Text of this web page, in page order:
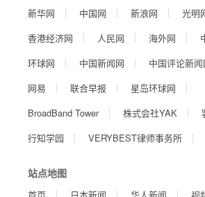
新华网 中国网 新浪网 光明
香港经济网
人民网 海外网
环球网
中国新闻网 中国评论新闻
网易
联合早报
星岛环球网
BroadBand Tower
株式会社YAK
行知学园
VERYBEST律师事务所
站点地图
首页 日本新闻 华人新闻 视